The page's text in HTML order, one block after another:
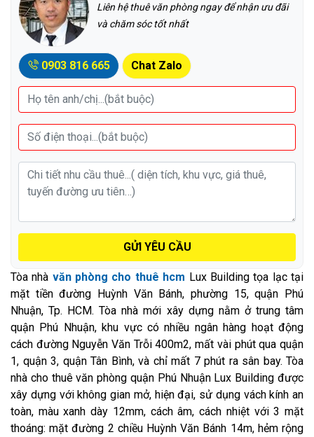
Liên hệ thuê văn phòng ngay để nhận ưu đãi
và chăm sóc tốt nhất
0903 816 665 Chat Zalo
GỬI YÊU CẦU
Tòa nhà văn phòng cho thuê hcm Lux Building tọa lạc tại
mặt tiền đường Huỳnh Văn Bánh, phường 15, quận Phú
Nhuận, Tp. HCM. Tòa nhà mới xây dựng nằm ở trung tâm
quận Phú Nhuận, khu vực có nhiều ngân hàng hoạt động
cách đường Nguyễn Văn Trỗi 400m2, mất vài phút qua quận
1, quận 3, quận Tân Bình, và chỉ mất 7 phút ra sân bay. Tòa
nhà cho thuê văn phòng quận Phú Nhuận Lux Building được
xây dựng với không gian mở, hiện đại, sử dụng vách kính an
toàn, màu xanh dày 12mm, cách âm, cách nhiệt với 3 mặt
thoáng: mặt đường 2 chiều Huỳnh Văn Bánh 14m, hẻm rộng